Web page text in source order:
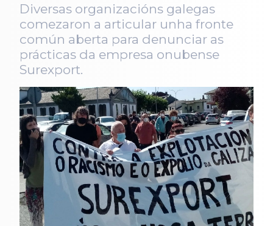
Diversas organizacións galegas
comezaron a articular unha fronte
común aberta para denunciar as
prácticas da empresa onubense
Surexport.